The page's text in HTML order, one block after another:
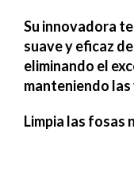
Su innovadora
suave y eficaz
eliminando el
manteniendo
Limpia las fosas
Gift cards